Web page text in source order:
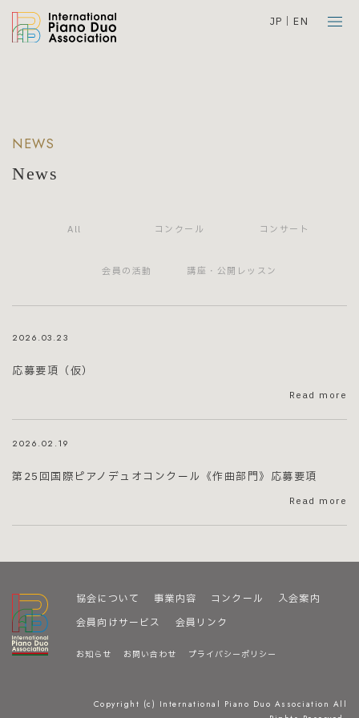
JP EN
NEWS
News
All コンクール コンサート
会員の活動 講座・公開レッスン
2026.03.23
応募要項（仮）
Read more
2026.02.19
第25回国際ピアノデュオコンクール《作曲部門》応募要項
Read more
協会について 事業内容 コンクール
入会案内
会員向けサービス
会員リンク
お知らせ お問い合わせ プライバシーポリシー
Copyright (c) International Piano Duo Association All